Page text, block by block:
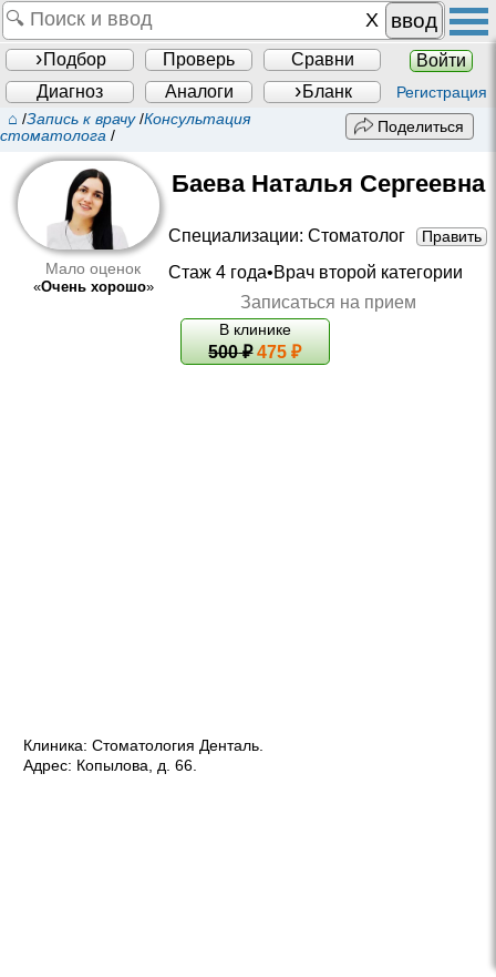
ввод
Подбор Проверь Сравни
Войти
Диагноз
Аналоги Бланк Регистрация
⌂ /Запись к врачу/Консультация
стоматолога /
Поделиться
Мало оценок
«Очень хорошо»
Баева Наталья Сергеевна
Специализации: Стоматолог Править
Стаж 4 года•Врач второй категории
Записаться на прием
В клинике
500 ₽ 475 ₽
Клиника: Стоматология Денталь.
Адрес: Копылова, д. 66.